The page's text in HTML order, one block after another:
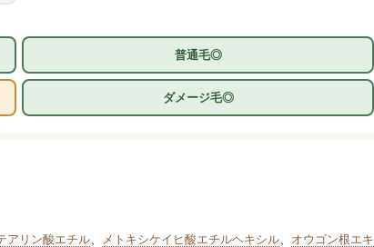
普通毛◎
ダメージ毛◎
アリン酸エチル、 メトキシケイヒ酸エチルヘキシル、 オウゴン根エキ